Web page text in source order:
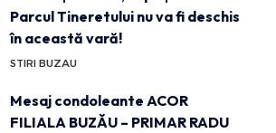
Parcul Tineretului nu va fi deschis
în această vară!
STIRI BUZAU
Mesaj condoleante ACOR
FILIALA BUZĂU – PRIMAR RADU